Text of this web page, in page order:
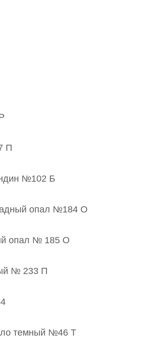
П
№102 Б
опал №184 О
опал № 185 О
№ 233 П
темный №46 Т